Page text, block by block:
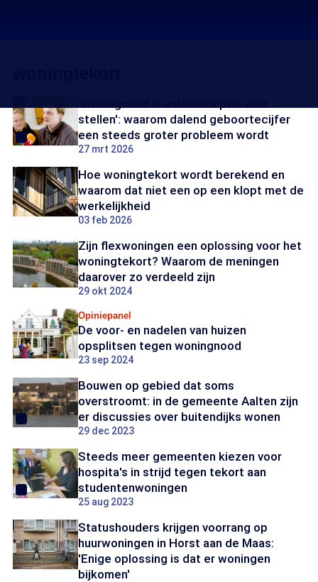
stellen': waarom dalend geboortecijfer
een steeds groter probleem wordt
27 mrt 2026
Hoe woningtekort wordt berekend en
waarom dat niet een op een klopt met de
werkelijkheid
03 feb 2026
Zijn flexwoningen een oplossing voor het
woningtekort? Waarom de meningen
daarover zo verdeeld zijn
29 okt 2024
Opiniepanel
De voor- en nadelen van huizen
opsplitsen tegen woningnood
23 sep 2024
Bouwen op gebied dat soms
overstroomt: in de gemeente Aalten zijn
er discussies over buitendijks wonen
29 dec 2023
Steeds meer gemeenten kiezen voor
hospita's in strijd tegen tekort aan
studentenwoningen
25 aug 2023
Statushouders krijgen voorrang op
huurwoningen in Horst aan de Maas:
'Enige oplossing is dat er woningen
bijkomen'